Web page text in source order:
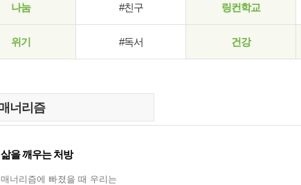
나눔 #친구 링컨학교
위기 #독서 건강
삶을 깨우는 처방
매너리즘에 빠졌을 때 우리는